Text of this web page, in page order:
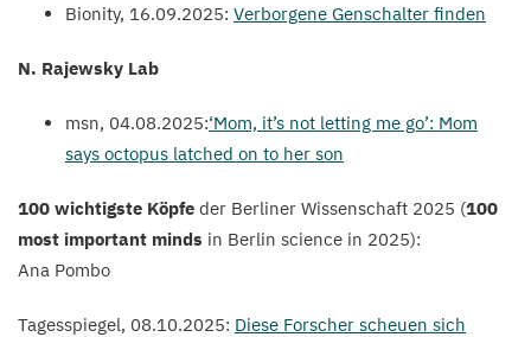
Bionity, 16.09.2025: Verborgene Genschalter finden
N. Rajewsky Lab
msn, 04.08.2025:‘Mom, it’s not letting me go’: Mom
says octopus latched on to her son
100 wichtigste Köpfe der Berliner Wissenschaft 2025 (100
most important minds in Berlin science in 2025):
Ana Pombo
Tagesspiegel, 08.10.2025: Diese Forscher scheuen sich